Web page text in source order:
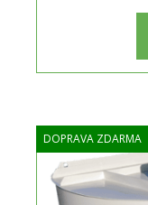
DOPRAVA ZDARMA